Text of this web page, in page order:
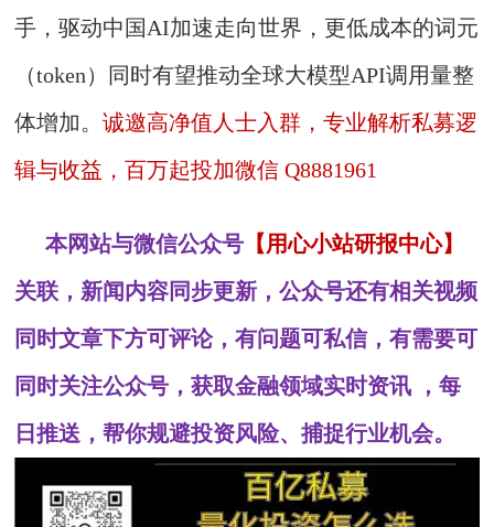
手，驱动中国AI加速走向世界，更低成本的词元
（token）同时有望推动全球大模型API调用量整
体增加。诚邀高净值人士入群，专业解析私募逻
辑与收益，百万起投加微信 Q8881961
本网站与微信公众号 【用心小站研报中心】
关联，新闻内容同步更新，公众号还有相关视频
同时文章下方可评论，有问题可私信，有需要可
同时关注公众号，获取金融领域实时资讯 ，每
日推送，帮你规避投资风险、捕捉行业机会。